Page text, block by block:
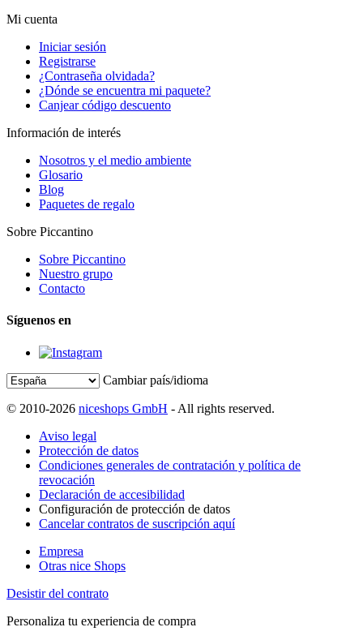
Mi cuenta
Iniciar sesión
Registrarse
¿Contraseña olvidada?
¿Dónde se encuentra mi paquete?
Canjear código descuento
Información de interés
Nosotros y el medio ambiente
Glosario
Blog
Paquetes de regalo
Sobre Piccantino
Sobre Piccantino
Nuestro grupo
Contacto
Síguenos en
Cambiar país/idioma
© 2010-2026 niceshops GmbH - All rights reserved.
Aviso legal
Protección de datos
Condiciones generales de contratación y política de
revocación
Declaración de accesibilidad
Configuración de protección de datos
Cancelar contratos de suscripción aquí
Empresa
Otras nice Shops
Desistir del contrato
Personaliza tu experiencia de compra